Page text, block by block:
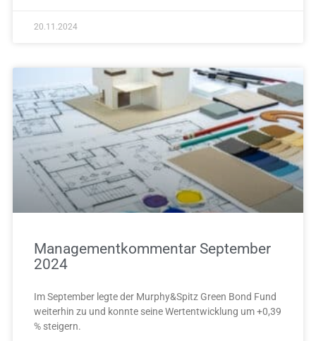
20.11.2024
Managementkommentar September
2024
Im September legte der Murphy&Spitz Green Bond Fund
weiterhin zu und konnte seine Wertentwicklung um +0,39
% steigern.